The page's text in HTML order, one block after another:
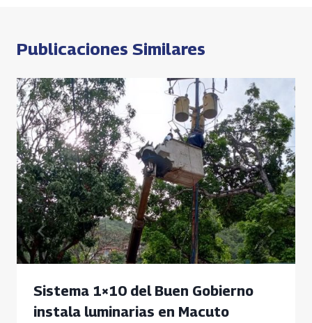
Publicaciones Similares
Sistema 1×10 del Buen Gobierno
instala luminarias en Macuto